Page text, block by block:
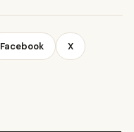
Facebook X